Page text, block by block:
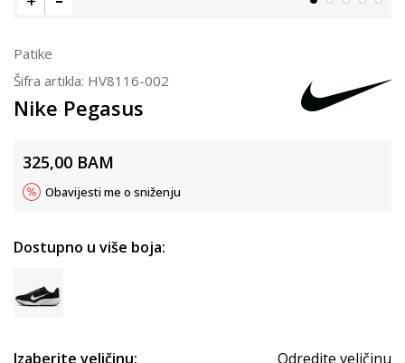
Patike
Šifra artikla: HV8116-002
Nike Pegasus
325,00 BAM
Obavijesti me o sniženju
Dostupno u više boja:
Izaberite veličinu: Odredite veličinu